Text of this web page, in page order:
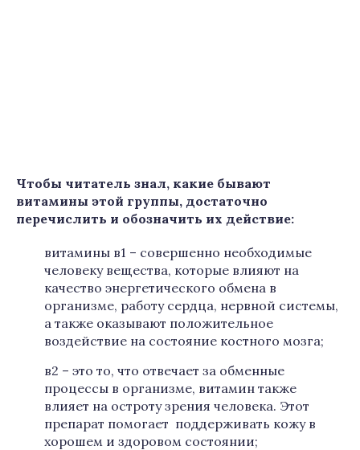
Чтобы читатель знал, какие бывают
витамины этой группы, достаточно
перечислить и обозначить их действие:
витамины в1 – совершенно необходимые
человеку вещества, которые влияют на
качество энергетического обмена в
организме, работу сердца, нервной системы,
а также оказывают положительное
воздействие на состояние костного мозга;
в2 – это то, что отвечает за обменные
процессы в организме, витамин также
влияет на остроту зрения человека. Этот
препарат помогает поддерживать кожу в
хорошем и здоровом состоянии;